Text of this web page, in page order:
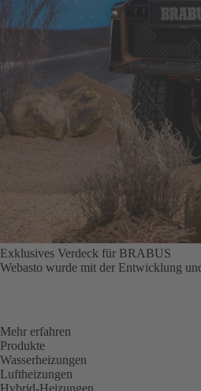
Exklusives Verdeck für BRABUS
Webasto wurde mit der Entwicklung
Mehr erfahren
Produkte
Wasserheizungen
Luftheizungen